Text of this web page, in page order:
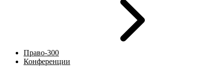
Право-300
Конференции